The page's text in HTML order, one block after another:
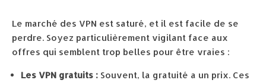
Le marché des VPN est saturé, et il est facile de se
perdre. Soyez particulièrement vigilant face aux
offres qui semblent trop belles pour être vraies :
Les VPN gratuits : Souvent, la gratuité a un prix. Ces